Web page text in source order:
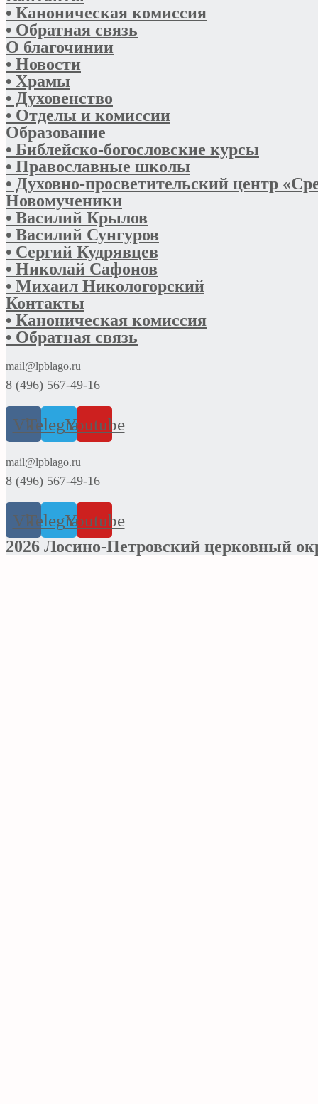
• Каноническая комиссия
• Обратная связь
О благочинии
• Новости
• Храмы
• Духовенство
• Отделы и комиссии
Образование
• Библейско-богословские курсы
• Православные школы
• Духовно-просветительский центр
Новомученики
• Василий Крылов
• Василий Сунгуров
• Сергий Кудрявцев
• Николай Сафонов
• Михаил Никологорский
Контакты
• Каноническая комиссия
• Обратная связь
mail@lpblago.ru
8 (496) 567-49-16
VkTelegramYoutube
mail@lpblago.ru
8 (496) 567-49-16
VkTelegramYoutube
2026 Лосино-Петровский церковный